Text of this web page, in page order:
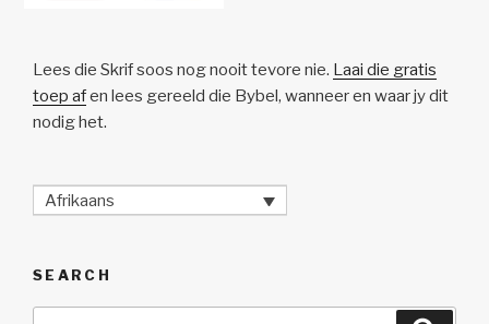
Lees die Skrif soos nog nooit tevore nie. Laai die gratis
toep afen lees gereeld die Bybel, wanneer en waar jy dit
nodig het.
Afrikaans
SEARCH